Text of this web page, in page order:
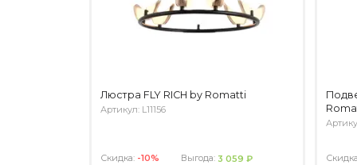
Люстра FLY RICH by Romatti
Артикул: L11156
Скидка: -10% Выгода: 3 059 ₽